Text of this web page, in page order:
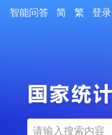
智能问答 简 繁 登录